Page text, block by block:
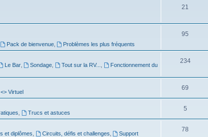
21
Pack de bienvenue, Problèmes les plus fréquents
95
Le Bar, Sondage Tout sur la RV...
Fonctionnement du
234
Virtuel
69
Trucs et astuces
5
et diplômes Circuits, défis et challenges Support
78